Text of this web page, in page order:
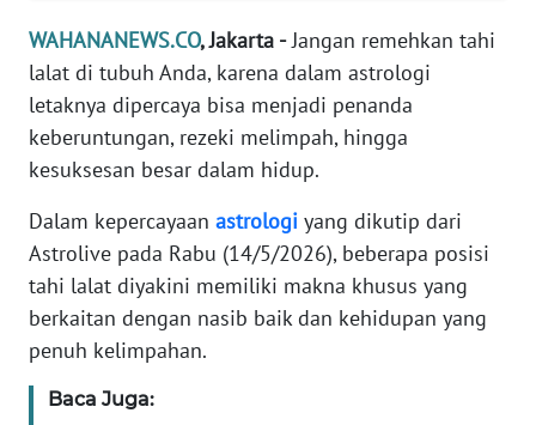
WAHANANEWS.CO, Jakarta -Jangan remehkan tahi
lalat di tubuh Anda, karena dalam astrologi
letaknya dipercaya bisa menjadi penanda
keberuntungan, rezeki melimpah, hingga
kesuksesan besar dalam hidup.
Dalam kepercayaan astrologi yang dikutip dari
Astrolive pada Rabu (14/5/2026), beberapa posisi
tahi lalat diyakini memiliki makna khusus yang
berkaitan dengan nasib baik dan kehidupan yang
penuh kelimpahan.
Baca Juga:
INDEKS
BERITA
KAMI
INFO
IKLAN
KAMI